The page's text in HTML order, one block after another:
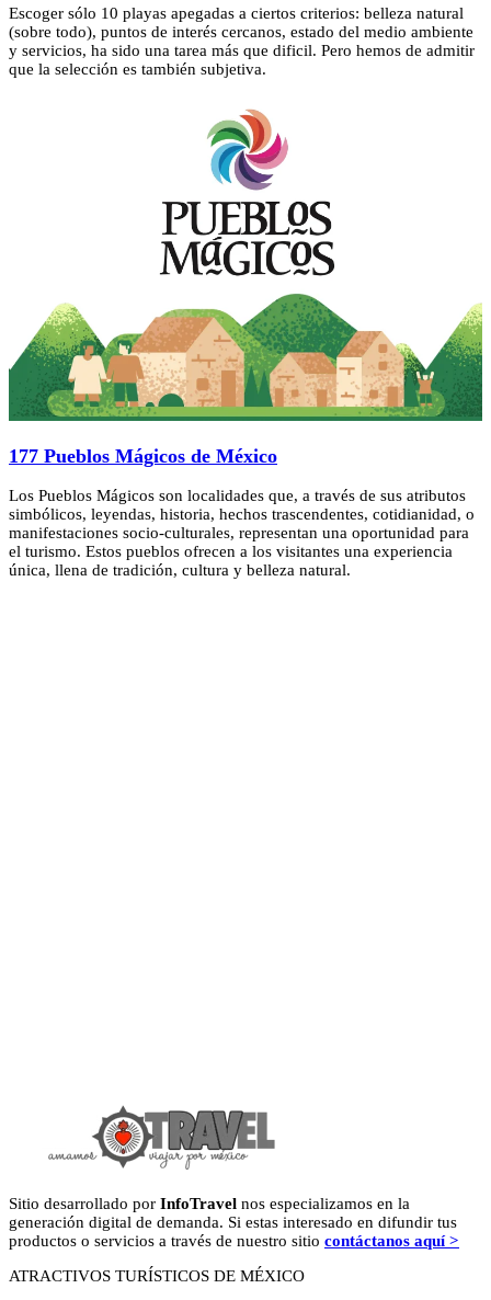
Escoger sólo 10 playas apegadas a ciertos criterios: belleza natural
(sobre todo), puntos de interés cercanos, estado del medio ambiente
y servicios, ha sido una tarea más que dificil. Pero hemos de admitir
que la selección es también subjetiva.
177 Pueblos Mágicos de México
Los Pueblos Mágicos son localidades que, a través de sus atributos
simbólicos, leyendas, historia, hechos trascendentes, cotidianidad, o
manifestaciones socio-culturales, representan una oportunidad para
el turismo. Estos pueblos ofrecen a los visitantes una experiencia
única, llena de tradición, cultura y belleza natural.
Sitio desarrollado por InfoTravel nos especializamos en la
generación digital de demanda. Si estas interesado en difundir tus
productos o servicios a través de nuestro sitio contáctanos aquí >
ATRACTIVOS TURÍSTICOS DE MÉXICO